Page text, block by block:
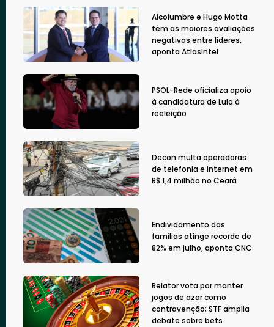
Alcolumbre e Hugo Motta
têm as maiores avaliações
negativas entre líderes,
aponta AtlasIntel
PSOL-Rede oficializa apoio
à candidatura de Lula à
reeleição
Decon multa operadoras
de telefonia e internet em
R$ 1,4 milhão no Ceará
Endividamento das
famílias atinge recorde de
82% em julho, aponta CNC
Relator vota por manter
jogos de azar como
contravenção; STF amplia
debate sobre bets